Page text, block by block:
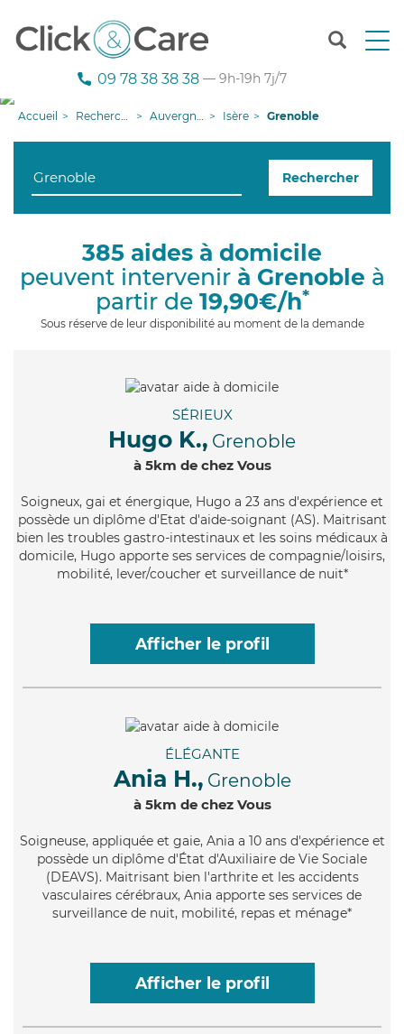
T
n
g
i
09 78 38 38 38 — 9h-19h 7j/7
Accueil Recherche aide à domicile Auvergne-Rhône-Alpes Isère Grenoble
Rechercher
385 aides à domicile
peuvent intervenir à Grenoble à
partir de 19,90€/h*
Sous réserve de leur disponibilité au moment de la demande
SÉRIEUX
Hugo K., Grenoble
à 5km de chez Vous
Soigneux, gai et énergique, Hugo a 23 ans d'expérience et
possède un diplôme d'Etat d'aide-soignant (AS). Maitrisant
bien les troubles gastro-intestinaux et les soins médicaux à
domicile, Hugo apporte ses services de compagnie/loisirs,
mobilité, lever/coucher et surveillance de nuit*
Afficher le profil
ÉLÉGANTE
Ania H., Grenoble
à 5km de chez Vous
Soigneuse, appliquée et gaie, Ania a 10 ans d'expérience et
possède un diplôme d'État d'Auxiliaire de Vie Sociale
(DEAVS). Maitrisant bien l'arthrite et les accidents
vasculaires cérébraux, Ania apporte ses services de
surveillance de nuit, mobilité, repas et ménage*
Afficher le profil